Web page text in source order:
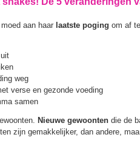
aan haar laatste poging om af
weg
verse en gezonde voeding
samen
Nieuwe gewoonten die de
zijn gemakkelijker, dan andere,